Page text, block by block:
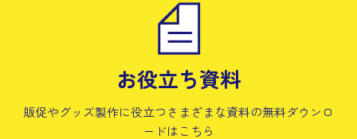
お役立ち資料
販促やグッズ製作に役立つさまざまな資料の無料ダウンロ
ードはこちら